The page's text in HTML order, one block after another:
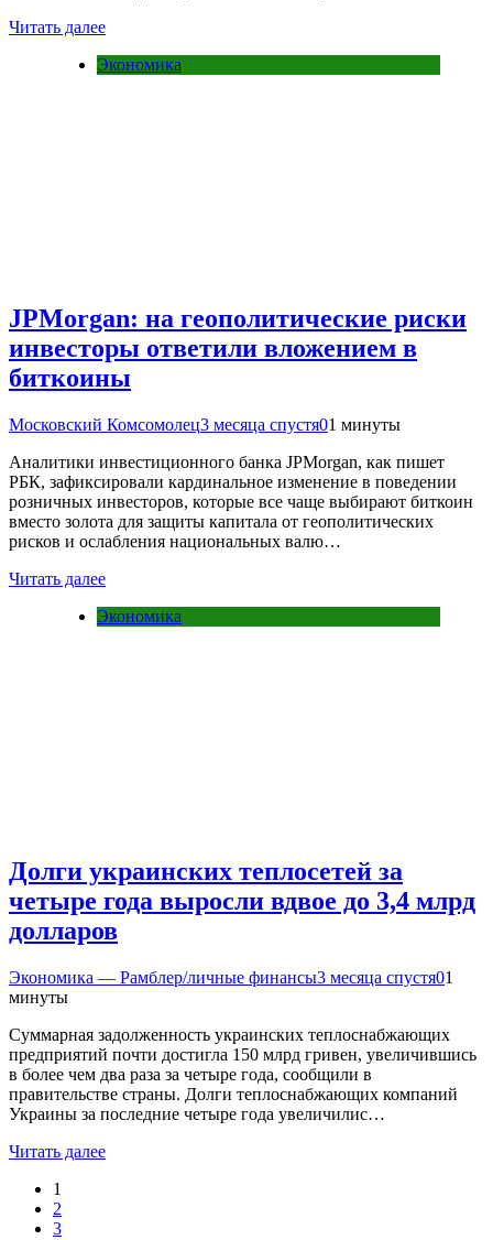
Читать далее
Экономика
JPMorgan: на геополитические риски
инвесторы ответили вложением в
биткоины
Московский Комсомолец3 месяца спустя01 минуты
Аналитики инвестиционного банка JPMorgan, как пишет
РБК, зафиксировали кардинальное изменение в поведении
розничных инвесторов, которые все чаще выбирают биткоин
вместо золота для защиты капитала от геополитических
рисков и ослабления национальных валю…
Читать далее
Экономика
Долги украинских теплосетей за
четыре года выросли вдвое до 3,4 млрд
долларов
Экономика — Рамблер/личные финансы3 месяца спустя01
минуты
Суммарная задолженность украинских теплоснабжающих
предприятий почти достигла 150 млрд гривен, увеличившись
в более чем два раза за четыре года, сообщили в
правительстве страны. Долги теплоснабжающих компаний
Украины за последние четыре года увеличилис…
Читать далее
1
2
3